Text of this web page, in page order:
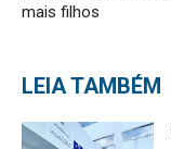
mais filhos
LEIA TAMBÉM